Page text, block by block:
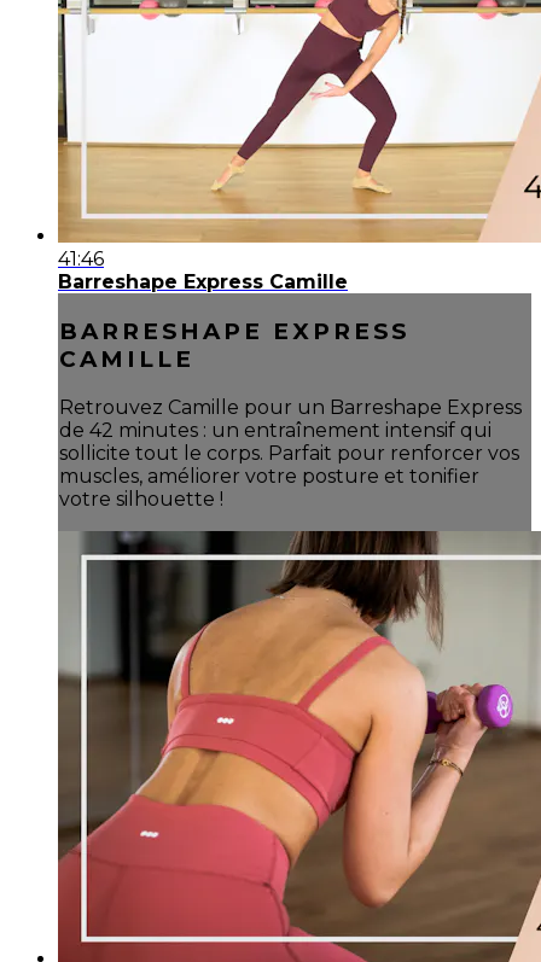
41:46
Barreshape Express Camille
BARRESHAPE EXPRESS
CAMILLE
Retrouvez Camille pour un Barreshape Express
de 42 minutes : un entraînement intensif qui
sollicite tout le corps. Parfait pour renforcer vos
muscles, améliorer votre posture et tonifier
votre silhouette !